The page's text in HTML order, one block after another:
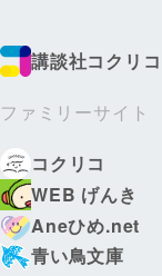
講談社コクリコ
ファミリーサイト
コクリコ
WEB げんき
Aneひめ.net
青い鳥文庫